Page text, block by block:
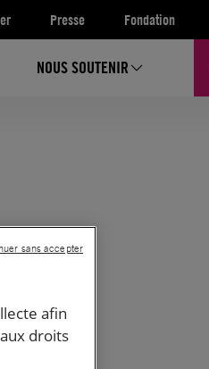
Presse Fondation
NOUS SOUTENIR
afin
droits
sans accepter